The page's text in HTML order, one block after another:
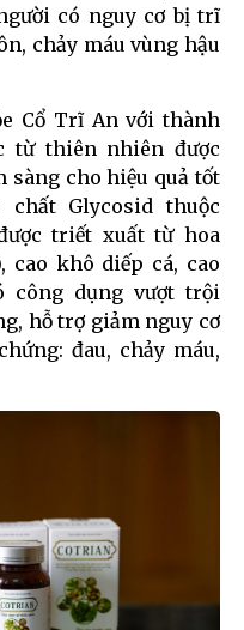
có nguy cơ bị trĩ
chảy máu vùng hậu
Cổ Trĩ An với thành
từ thiên nhiên được
sàng cho hiệu quả tốt
Glycosid thuộc
triết xuất từ hoa
cao khô diếp cá, cao
công dụng vượt trội
hỗ trợ giảm nguy cơ
đau, chảy máu,